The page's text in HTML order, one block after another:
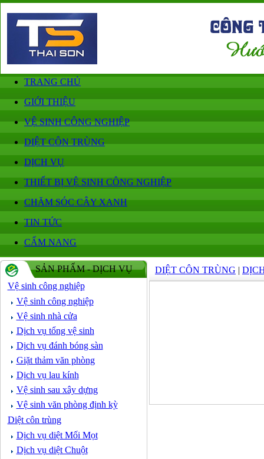
TRANG CHỦ
GIỚI THIỆU
VỆ SINH CÔNG NGHIỆP
DIỆT CÔN TRÙNG
DỊCH VỤ
THIẾT BỊ VỆ SINH CÔNG NGHIỆP
CHĂM SÓC CÂY XANH
TIN TỨC
CẨM NANG
SẢN PHẨM - DỊCH VỤ
Vệ sinh công nghiệp
Vệ sinh công nghiệp
Vệ sinh nhà cửa
Dịch vụ tổng vệ sinh
Dịch vụ đánh bóng sàn
Giặt thảm văn phòng
Dịch vụ lau kính
Vệ sinh sau xây dựng
Vệ sinh văn phòng định kỳ
Diệt côn trùng
Dịch vụ diệt Mối Mọt
Dịch vụ diệt Chuột
DIỆT CÔN TRÙNG |